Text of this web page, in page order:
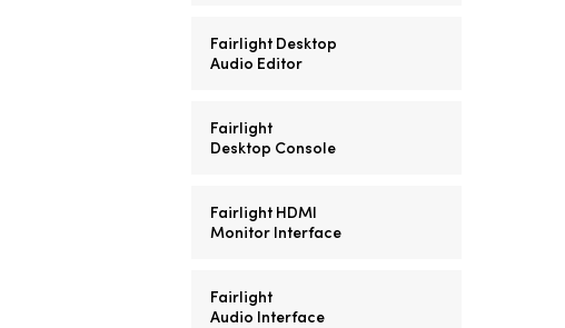
Fairlight Desktop
Audio Editor
Fairlight
Desktop Console
Fairlight HDMI
Monitor Interface
Fairlight
Audio Interface